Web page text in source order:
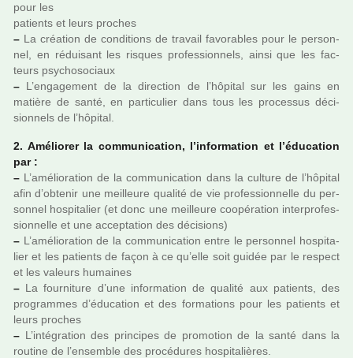
pour les
patients et leurs pro­ches
– La créa­tion de condi­tions de tra­vail favo­ra­bles pour le per­son­
nel, en rédui­sant les ris­ques pro­fes­sion­nels, ainsi que les fac­
teurs psy­cho­so­ciaux
– L’enga­ge­ment de la direc­tion de l’hôpi­tal sur les gains en
matière de santé, en par­ti­cu­lier dans tous les pro­ces­sus déci­
sion­nels de l’hôpi­tal.
2. Améliorer la com­mu­ni­ca­tion, l’infor­ma­tion et l’éducation
par :
– L’amé­lio­ra­tion de la com­mu­ni­ca­tion dans la culture de l’hôpi­tal
afin d’obte­nir une meilleure qua­lité de vie pro­fes­sion­nelle du per­
son­nel hos­pi­ta­lier (et donc une meilleure coo­pé­ra­tion inter­pro­fes­
sion­nelle et une accep­ta­tion des déci­sions)
– L’amé­lio­ra­tion de la com­mu­ni­ca­tion entre le per­son­nel hos­pi­ta­
lier et les patients de façon à ce qu’elle soit guidée par le res­pect
et les valeurs humai­nes
– La four­ni­ture d’une infor­ma­tion de qua­lité aux patients, des
pro­gram­mes d’éducation et des for­ma­tions pour les patients et
leurs pro­ches
– L’inté­gra­tion des prin­ci­pes de pro­mo­tion de la santé dans la
rou­tine de l’ensem­ble des pro­cé­du­res hos­pi­ta­liè­res.